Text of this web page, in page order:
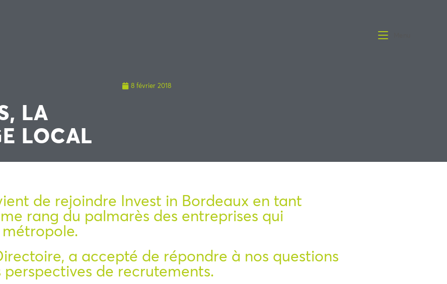
LA
LOCAL
8 février 2018
de rejoindre Invest in Bordeaux en tant
rang du palmarès des entreprises qui
a accepté de répondre à nos questions
de recrutements.